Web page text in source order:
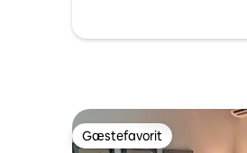
Gæstefavorit
Gæstefavorit